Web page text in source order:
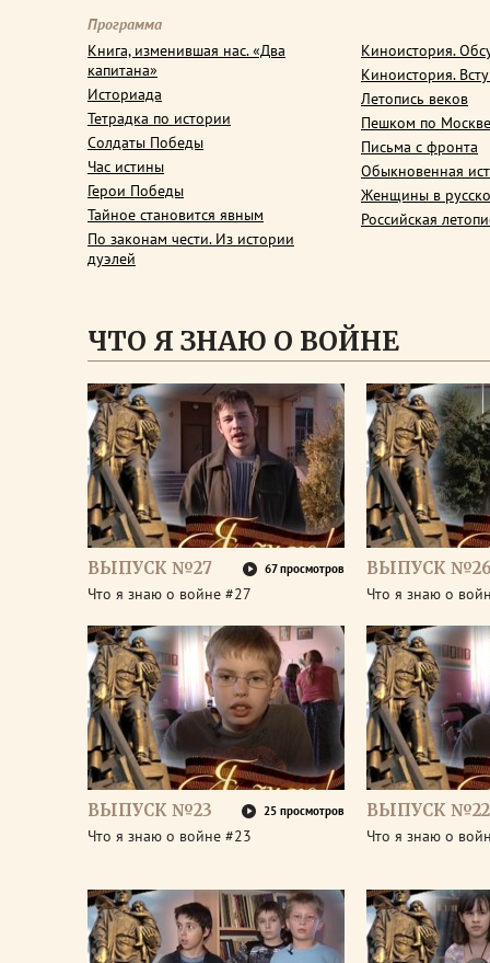
Программа
Книга, изменившая нас. «Два
капитана»
Историада
Тетрадка по истории
Солдаты Победы
Час истины
Герои Победы
Тайное становится явным
По законам чести. Из истории
дуэлей
Киноистория.
Киноистория.
Летопись веков
Пешком по Москве
Письма с фронта
Обыкновенная
Женщины в
Российская
ЧТО Я ЗНАЮ О ВОЙНЕ
ВЫПУСК №27 67 просмотров
Что я знаю о войне #27
ВЫПУСК
Что я знаю о
ВЫПУСК №23 25 просмотров
Что я знаю о войне #23
ВЫПУСК №22
Что я знаю о